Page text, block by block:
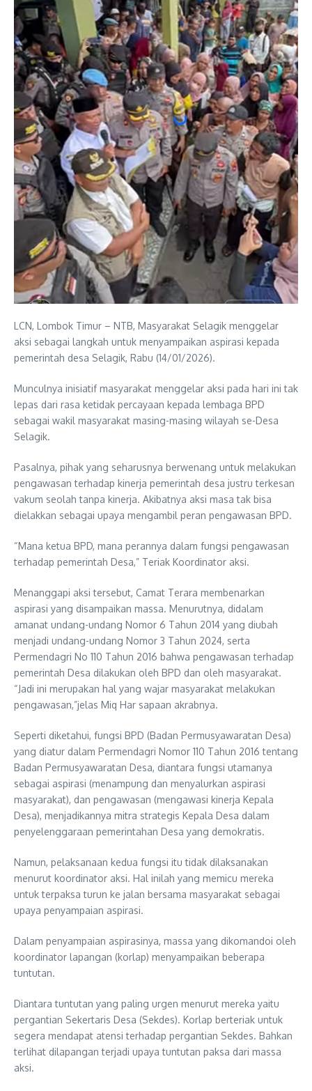
LCN, Lombok Timur – NTB, Masyarakat Selagik menggelar
aksi sebagai langkah untuk menyampaikan aspirasi kepada
pemerintah desa Selagik, Rabu (14/01/2026).
Munculnya inisiatif masyarakat menggelar aksi pada hari ini tak
lepas dari rasa ketidak percayaan kepada lembaga BPD
sebagai wakil masyarakat masing-masing wilayah se-Desa
Selagik.
Pasalnya, pihak yang seharusnya berwenang untuk melakukan
pengawasan terhadap kinerja pemerintah desa justru terkesan
vakum seolah tanpa kinerja. Akibatnya aksi masa tak bisa
dielakkan sebagai upaya mengambil peran pengawasan BPD.
“Mana ketua BPD, mana perannya dalam fungsi pengawasan
terhadap pemerintah Desa,” Teriak Koordinator aksi.
Menanggapi aksi tersebut, Camat Terara membenarkan
aspirasi yang disampaikan massa. Menurutnya, didalam
amanat undang-undang Nomor 6 Tahun 2014 yang diubah
menjadi undang-undang Nomor 3 Tahun 2024, serta
Permendagri No 110 Tahun 2016 bahwa pengawasan terhadap
pemerintah Desa dilakukan oleh BPD dan oleh masyarakat.
“Jadi ini merupakan hal yang wajar masyarakat melakukan
pengawasan,”jelas Miq Har sapaan akrabnya.
Seperti diketahui, fungsi BPD (Badan Permusyawaratan Desa)
yang diatur dalam Permendagri Nomor 110 Tahun 2016 tentang
Badan Permusyawaratan Desa, diantara fungsi utamanya
sebagai aspirasi (menampung dan menyalurkan aspirasi
masyarakat), dan pengawasan (mengawasi kinerja Kepala
Desa), menjadikannya mitra strategis Kepala Desa dalam
penyelenggaraan pemerintahan Desa yang demokratis.
Namun, pelaksanaan kedua fungsi itu tidak dilaksanakan
menurut koordinator aksi. Hal inilah yang memicu mereka
untuk terpaksa turun ke jalan bersama masyarakat sebagai
upaya penyampaian aspirasi.
Dalam penyampaian aspirasinya, massa yang dikomandoi oleh
koordinator lapangan (korlap) menyampaikan beberapa
tuntutan.
Diantara tuntutan yang paling urgen menurut mereka yaitu
pergantian Sekertaris Desa (Sekdes). Korlap berteriak untuk
segera mendapat atensi terhadap pergantian Sekdes. Bahkan
terlihat dilapangan terjadi upaya tuntutan paksa dari massa
aksi.